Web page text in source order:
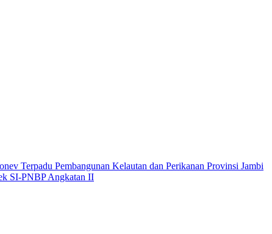
Terpadu Pembangunan Kelautan dan Perikanan Provinsi Jambi
SI-PNBP Angkatan II